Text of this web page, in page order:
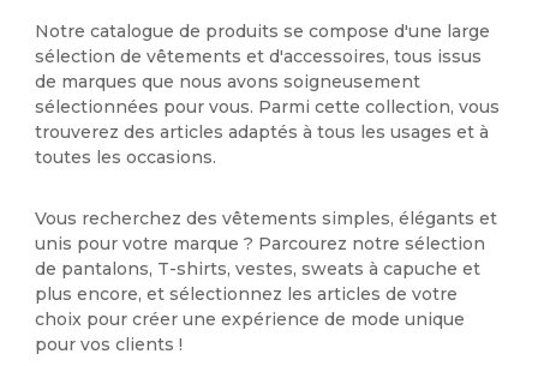
Notre catalogue de produits se compose d'une large
sélection de vêtements et d'accessoires, tous issus
de marques que nous avons soigneusement
sélectionnées pour vous. Parmi cette collection, vous
trouverez des articles adaptés à tous les usages et à
toutes les occasions.
Vous recherchez des vêtements simples, élégants et
unis pour votre marque ? Parcourez notre sélection
de pantalons, T-shirts, vestes, sweats à capuche et
plus encore, et sélectionnez les articles de votre
choix pour créer une expérience de mode unique
pour vos clients !